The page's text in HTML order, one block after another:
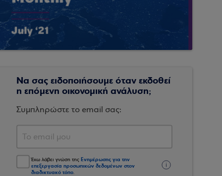
Να σας ειδοποιήσουμε όταν εκδοθεί
η επόμενη οικονομική ανάλυση;
Συμπληρώστε το email σας:
Έχω λάβει γνώση της Ενημέρωσης για την
επεξεργασία προσωπικών δεδομένων στον
διαδικτυακό τόπο.